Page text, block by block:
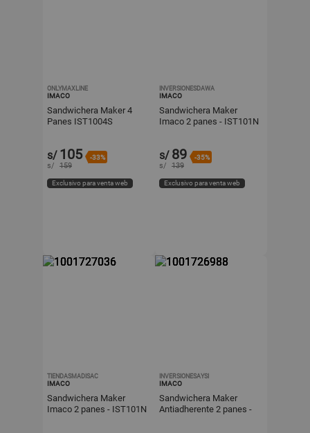
ONLYMAXLINE
IMACO
Sandwichera Maker 4
Panes IST1004S
s/ 105 -33%
s/ 159
Exclusivo para venta web
INVERSIONESDAWA
IMACO
Sandwichera Maker
Imaco 2 panes - IST101N
s/ 89 -35%
s/ 139
Exclusivo para venta web
TIENDASMADISAC
IMACO
Sandwichera Maker
Imaco 2 panes - IST101N
INVERSIONESAYSI
IMACO
Sandwichera Maker
Antiadherente 2 panes -